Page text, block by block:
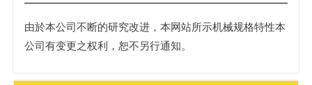
由於本公司不断的研究改进，本网站所示机械规格特性本
公司有变更之权利，恕不另行通知。